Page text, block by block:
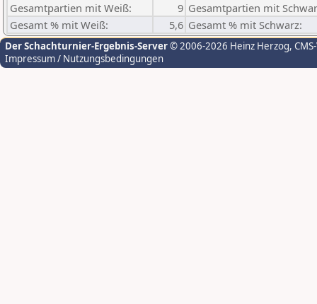
Gesamtpartien mit Weiß:
9 Gesamtpartien mit
Gesamt % mit Weiß:
5,6 Gesamt % mit Schwarz:
Der Schachturnier-Ergebnis-Server© 2006-2026 Heinz Herzog,
Impressum / Nutzungsbedingungen